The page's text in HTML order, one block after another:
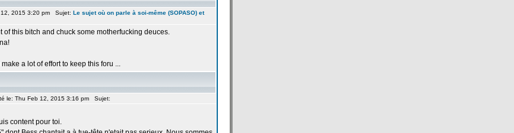
2015 3:20 pm Sujet: Le sujet où on parle à soi-même (SOPASO) et
of this bitch and chuck some motherfucking deuces.
make a lot of effort to keep this foru ...
le: Thu Feb 12, 2015 3:16 pm Sujet:
content pour toi.